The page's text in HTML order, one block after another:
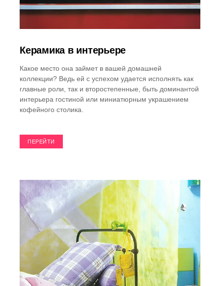
Керамика в интерьере
Какое место она займет в вашей домашней
коллекции? Ведь ей с успехом удается исполнять как
главные роли, так и второстепенные, быть доминантой
интерьера гостиной или миниатюрным украшением
кофейного столика.
ПЕРЕЙТИ